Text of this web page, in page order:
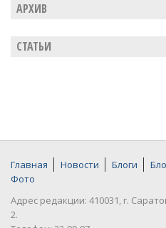
АРХИВ
СТАТЬИ
Главная Новости Блоги
Фото
Адрес редакции: 410031, г.
2.